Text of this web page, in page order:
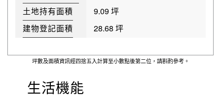
土地持有面積
9.09 坪
建物登記面積
28.68 坪
坪數及面積資訊經四捨五入計算至小數點後第二位，請斟酌參考。
生活機能